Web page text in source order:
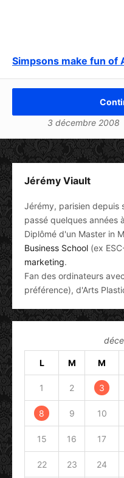
Simpsons make fun of
3 décembre 2008
Jérémy Viault
Jérémy, parisien depuis
passé quelques années
Diplômé d'un Master in
Business School (ex
marketing.
Fan des ordinateurs
préférence), d'Arts
L M M
1 2 3
8 9 10
15 16 17
22 23 24